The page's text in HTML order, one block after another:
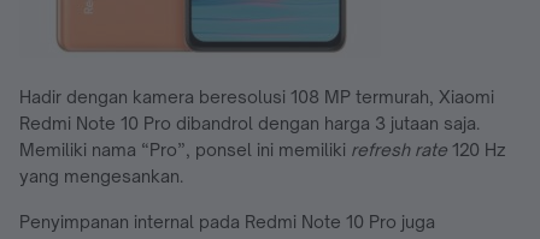
Hadir dengan kamera beresolusi 108 MP termurah, Xiaomi
Redmi Note 10 Pro dibandrol dengan harga 3 jutaan saja.
Memiliki nama “Pro”, ponsel ini memiliki refresh rate 120 Hz
yang mengesankan.
Penyimpanan internal pada Redmi Note 10 Pro juga